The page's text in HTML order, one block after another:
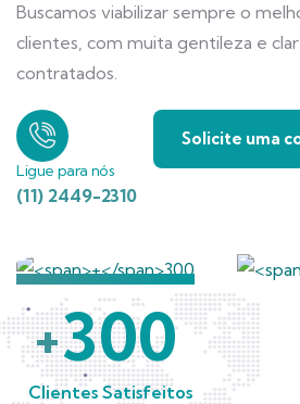
Buscamos viabilizar sempre o
clientes, com muita gentileza e
contratados.
Ligue para nós
(11) 2449-2310
Solicite uma
+300
Clientes Satisfeitos